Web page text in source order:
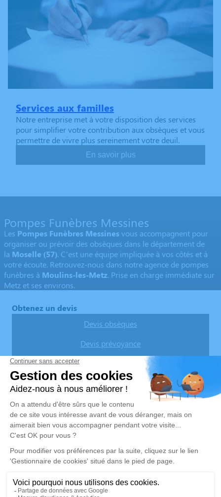
Services aux familles
Notre entreprise met à votre disposition des services
pour simplifier votre contribution aux obsèques et vous
permettre de vivre plus sereinement votre deuil.
En savoir plus
Pompes Funèbres Messines
Les Pompes Funèbres Messinesvous accompagnent pour
organiser ou prévoir des obsèques dans le département de
la Moselle (57). C’est une équipe impliquée à vos côtés et à
votre écoute. Retrouvez-nous dans notre agence de pompes
funèbres à Moulins-les-Metz. Prise en charge immédiate sur
Metz et ses environs.
Obtenez un devis
Devis obsèques
Devis prévoyance
Notre agence
Pompes Funèbres Messines
03 67 80 17 08
contact@pf-messines.fr
92 Rue de Jouy – 57160 – Moulins-lès-Metz
5/5 – 60 avis
Nos Services
Monuments funéraires
Liens utiles